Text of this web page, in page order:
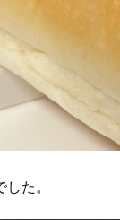
た。